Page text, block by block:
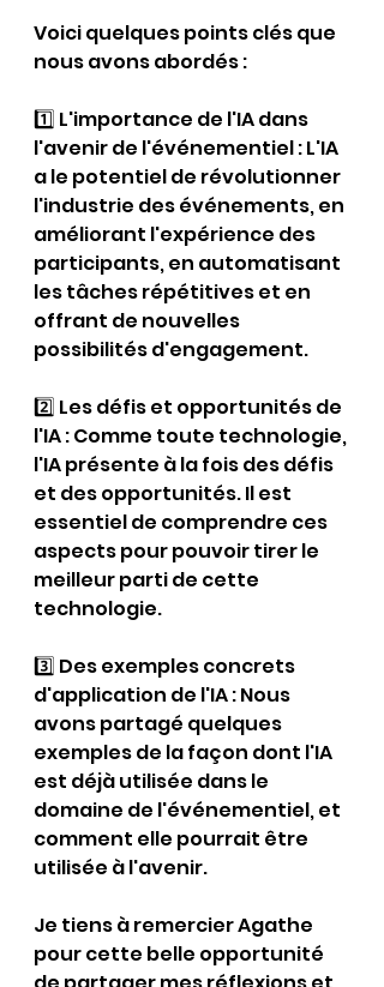
Voici quelques points clés que
nous avons abordés :
1️⃣ L'importance de l'IA dans
l'avenir de l'événementiel : L'IA
a le potentiel de révolutionner
l'industrie des événements, en
améliorant l'expérience des
participants, en automatisant
les tâches répétitives et en
offrant de nouvelles
possibilités d'engagement.
2️⃣ Les défis et opportunités de
l'IA : Comme toute technologie,
l'IA présente à la fois des défis
et des opportunités. Il est
essentiel de comprendre ces
aspects pour pouvoir tirer le
meilleur parti de cette
technologie.
3️⃣ Des exemples concrets
d'application de l'IA : Nous
avons partagé quelques
exemples de la façon dont l'IA
est déjà utilisée dans le
domaine de l'événementiel, et
comment elle pourrait être
utilisée à l'avenir.
Je tiens à remercier Agathe
pour cette belle opportunité